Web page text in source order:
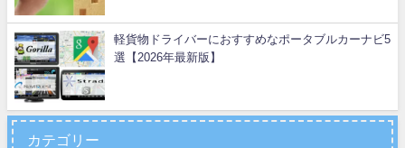
軽貨物ドライバーにおすすめなポータブルカーナビ5
選【2026年最新版】
カテゴリー